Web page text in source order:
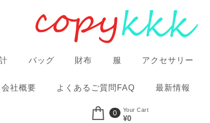
バッグ 財布 服 アクセサリー
会社概要 よくあるご質問FAQ 最新情報
0 Your Cart
¥0